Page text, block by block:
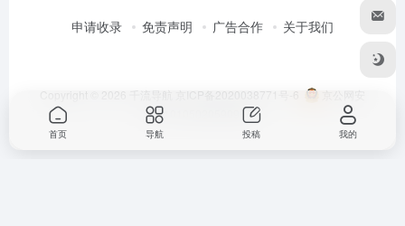
申请收录 免责声明 广告合作 关于我们
Copyright © 2026 千流导航 京ICP备2020038771号-6
京公网安
备11010502059096号
首页 导航 投稿 我的